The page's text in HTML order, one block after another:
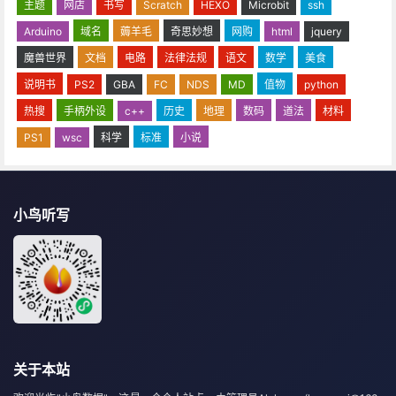
主题 网店 书写 Scratch HEXO Microbit
ssh
Arduino
域名 薅羊毛 奇思妙想 网购 html
jquery
魔兽世界
文档 电路 法律法规 语文 数学
美食
说明书
PS2 GBA FC NDS MD 值物
python
热搜
手柄外设 c++ 历史 地理 数码 道法
材料
PS1
wsc 科学 标准 小说
小鸟听写
关于本站